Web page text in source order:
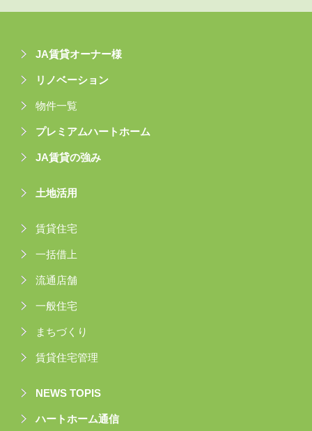
JA賃貸オーナー様
リノベーション
物件一覧
プレミアムハートホーム
JA賃貸の強み
土地活用
賃貸住宅
一括借上
流通店舗
一般住宅
まちづくり
賃貸住宅管理
NEWS TOPIS
ハートホーム通信